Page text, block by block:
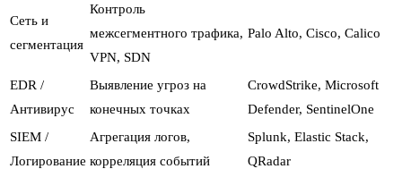
Сеть и
сегментация
Контроль
межсегментного трафика,
VPN, SDN
Palo Alto, Cisco, Calico
EDR /
Антивирус
Выявление угроз на
конечных точках
CrowdStrike, Microsoft
Defender, SentinelOne
SIEM /
Логирование
Агрегация логов,
корреляция событий
Splunk, Elastic Stack,
QRadar